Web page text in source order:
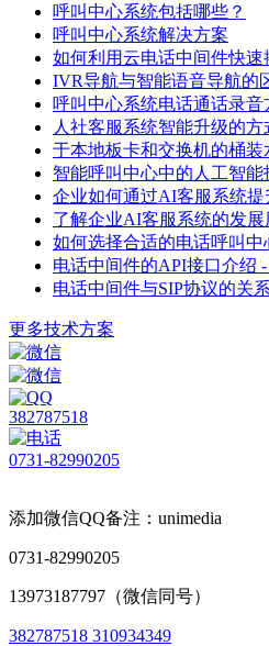
呼叫中心系统包括哪些？
呼叫中心系统解决方案
如何利用云电话中间件快
IVR导航与智能语音导航的
呼叫中心系统电话通话录音
人社客服系统智能升级的方
于本地板卡和交换机的桶装
智能呼叫中心中的人工智能
企业如何通过AI客服系统提
了解企业AI客服系统的发
如何选择合适的电话呼叫中
电话中间件的API接口介绍
电话中间件与SIP协议的关
更多技术方案
382787518
0731-82990205
添加微信QQ备注：unimedia
0731-82990205
13973187797（微信同号）
382787518 310934349